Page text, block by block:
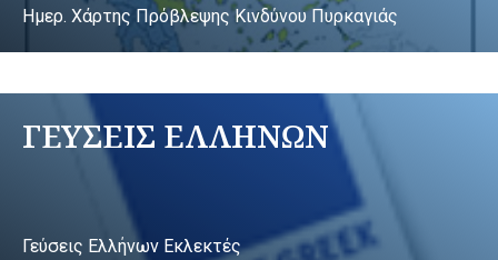
Ημερ. Χάρτης Πρόβλεψης Κινδύνου Πυρκαγιάς
ΓΕΥΣΕΙΣ ΕΛΛΗΝΩΝ
Γεύσεις Ελλήνων Εκλεκτές